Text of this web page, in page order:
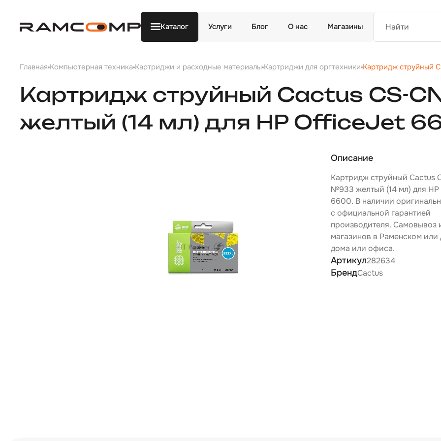
Каталог Услуги Блог О нас Магазины
Главная Компьютерная техника Картриджи и расходные материалы Картриджи для оргтехники Картридж струйный
Картридж струйный Cactus CS-
желтый (14 мл) для HP OfficeJet
Описание
Картридж струйный Cactus
№933 желтый (14 мл) для
6600. В наличии
с официальной гарантией
производителя. Самовывоз
магазинов в Раменском или
дома или офиса.
Артикул282634
БрендCactus